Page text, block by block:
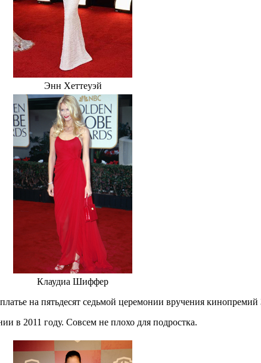
Энн Хеттеуэй
Клаудиа Шиффер
на пятьдесят седьмой церемонии вручения кинопремий
в 2011 году. Совсем не плохо для подростка.